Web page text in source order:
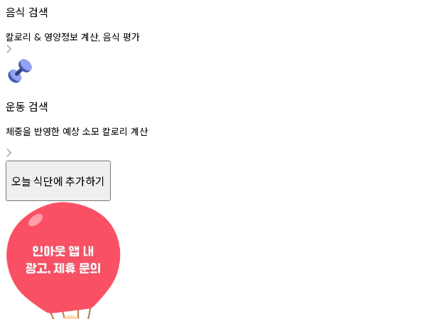
음식 검색
칼로리 & 영양정보 계산, 음식 평가
운동 검색
체중을 반영한 예상 소모 칼로리 계산
오늘 식단에 추가하기